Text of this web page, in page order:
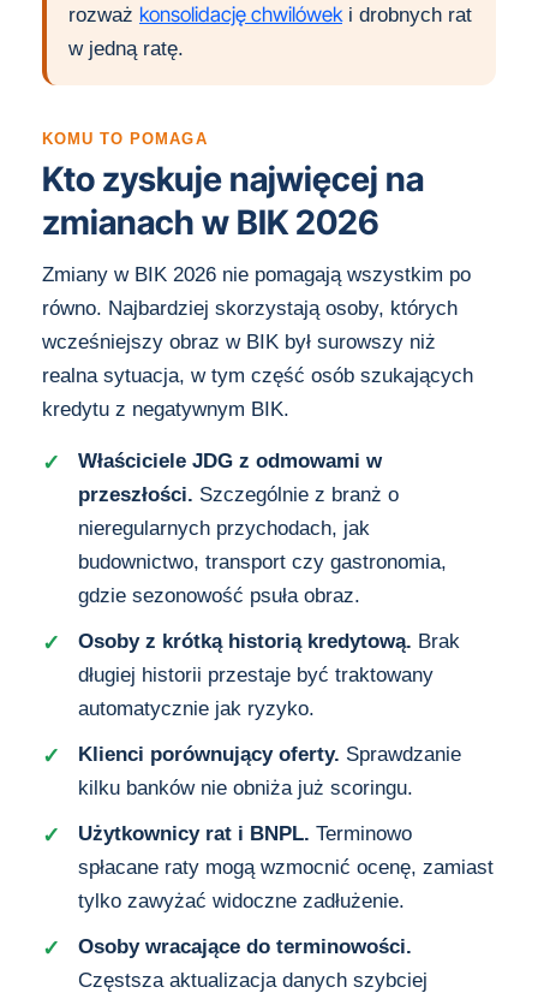
rozważ konsolidację chwilówek i drobnych rat
w jedną ratę.
KOMU TO POMAGA
Kto zyskuje najwięcej na
zmianach w BIK 2026
Zmiany w BIK 2026 nie pomagają wszystkim po
równo. Najbardziej skorzystają osoby, których
wcześniejszy obraz w BIK był surowszy niż
realna sytuacja, w tym część osób szukających
kredytu z negatywnym BIK.
Właściciele JDG z odmowami w
przeszłości. Szczególnie z branż o
nieregularnych przychodach, jak
budownictwo, transport czy gastronomia,
gdzie sezonowość psuła obraz.
Osoby z krótką historią kredytową. Brak
długiej historii przestaje być traktowany
automatycznie jak ryzyko.
Klienci porównujący oferty. Sprawdzanie
kilku banków nie obniża już scoringu.
Użytkownicy rat i BNPL. Terminowo
spłacane raty mogą wzmocnić ocenę, zamiast
tylko zawyżać widoczne zadłużenie.
Osoby wracające do terminowości.
Częstsza aktualizacja danych szybciej